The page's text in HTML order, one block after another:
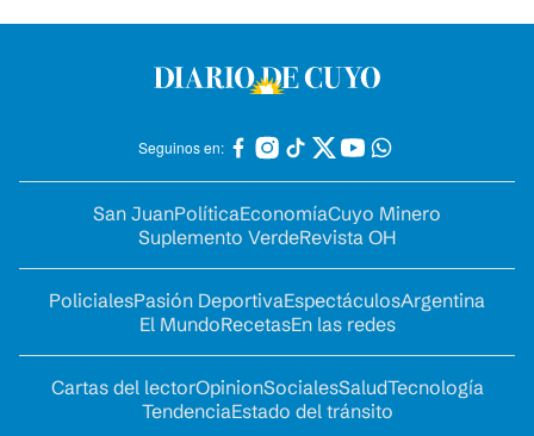
Seguinos en:
San JuanPolíticaEconomíaCuyo Minero
Suplemento VerdeRevista OH
PolicialesPasión DeportivaEspectáculosArgentina
El MundoRecetasEn las redes
Cartas del lectorOpinionSocialesSaludTecnología
TendenciaEstado del tránsito